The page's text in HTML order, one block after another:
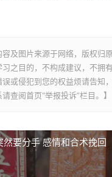
容及图片来源于网络，版权归
之目的，不构成建议，不拥
或侵犯到您的权益烦请告知
查阅首页“举报投诉”栏目。】
要分手 感情和合术挽回